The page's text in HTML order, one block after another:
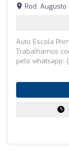
Rod.
Auto Escola
Trabalhamos
pelo whatsapp: